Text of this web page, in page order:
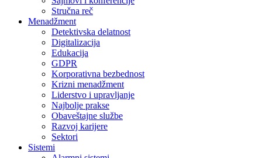
Stručna reč
Menadžment
Detektivska delatnost
Digitalizacija
Edukacija
GDPR
Korporativna bezbednost
Krizni menadžment
Liderstvo i upravljanje
Najbolje prakse
Obaveštajne službe
Razvoj karijere
Sektori
Sistemi